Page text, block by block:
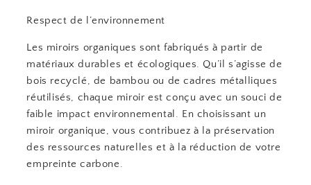
Respect de l’environnement
Les miroirs organiques sont fabriqués à partir de
matériaux durables et écologiques. Qu’il s’agisse de
bois recyclé, de bambou ou de cadres métalliques
réutilisés, chaque miroir est conçu avec un souci de
faible impact environnemental. En choisissant un
miroir organique, vous contribuez à la préservation
des ressources naturelles et à la réduction de votre
empreinte carbone.